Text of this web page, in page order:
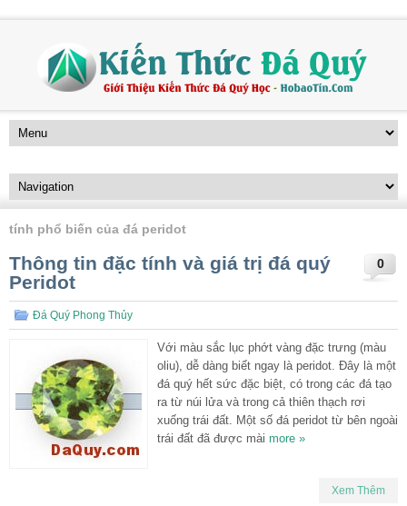
tính phổ biến của đá peridot
0
Thông tin đặc tính và giá trị đá quý
Peridot
Đá Quý Phong Thủy
Với màu sắc lục phớt vàng đặc trưng (màu
oliu), dễ dàng biết ngay là peridot. Đây là một
đá quý hết sức đặc biệt, có trong các đá tạo
ra từ núi lửa và trong cả thiên thạch rơi
xuống trái đất. Một số đá peridot từ bên ngoài
trái đất đã được mài more »
Xem Thêm